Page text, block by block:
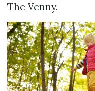
The Venny.